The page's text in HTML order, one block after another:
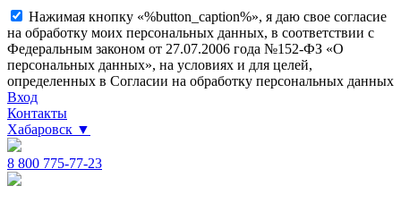
Нажимая кнопку «%button_caption%», я даю свое согласие
на обработку моих персональных данных, в соответствии с
Федеральным законом от 27.07.2006 года №152-ФЗ «О
персональных данных», на условиях и для целей,
определенных в Согласии на обработку персональных данных
Вход
Контакты
Хабаровск ▼
8 800 775-77-23